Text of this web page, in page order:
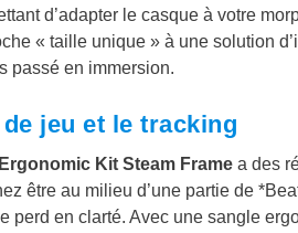
d’adapter le casque à votre
« taille unique » à une solution
passé en immersion.
jeu et le tracking
Ergonomic Kit Steam Framea des
être au milieu d’une partie de
perd en clarté. Avec une sangle